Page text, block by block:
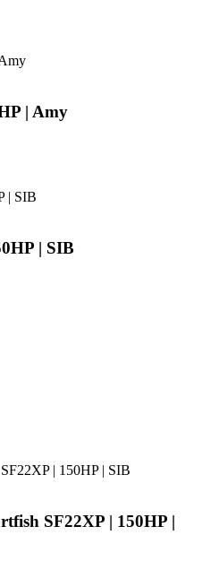
| Amy
| SIB
SF22XP | 150HP |